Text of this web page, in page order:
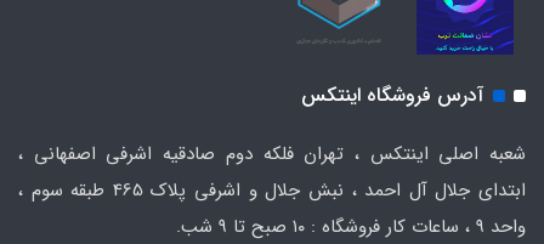
آدرس فروشگاه اینتکس
شعبه اصلی اینتکس ، تهران فلکه دوم صادقیه اشرفی اصفهانی ،
ابتدای جلال آل احمد ، نبش جلال و اشرفی پلاک 465 طبقه سوم ،
واحد ۹ ، ساعات کار فروشگاه : ۱۰ صبح تا ۹ شب.